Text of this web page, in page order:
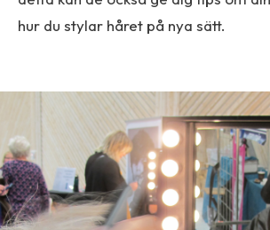
hur du stylar håret på nya sätt.